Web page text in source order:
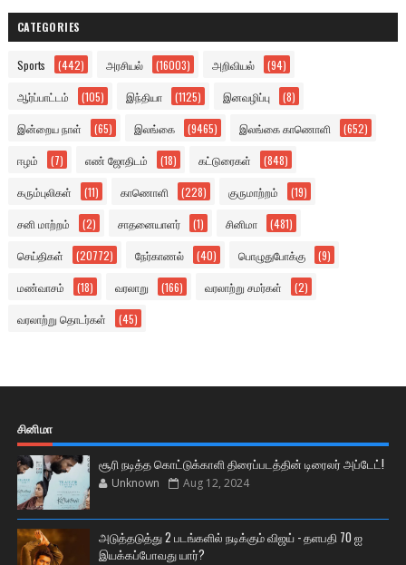
CATEGORIES
Sports (442) அரசியல் (16003) அறிவியல் (94)
ஆர்ப்பாட்டம் (105) இந்தியா (1125) இனவழிப்பு (8)
இன்றைய நாள் (65) இலங்கை (9465) இலங்கை காணொளி (652)
ஈழம் (7) எண் ஜோதிடம் (18) கட்டுரைகள் (848)
கரும்புலிகள் (11) காணொளி (228) குருமாற்றம் (19)
சனி மாற்றம் (2) சாதனையாளர் (1) சினிமா (481)
செய்திகள் (20772) நேர்காணல் (40) பொழுதுபோக்கு (9)
மண்வாசம் (18) வரலாறு (166) வரலாற்று சமர்கள் (2)
வரலாற்று தொடர்கள் (45)
சினிமா
சூரி நடித்த கொட்டுக்காளி திரைப்படத்தின் டிரைலர் அப்டேட்!
Unknown Aug 12, 2024
அடுத்தடுத்து 2 படங்களில் நடிக்கும் விஜய் - தளபதி 70 ஐ
இயக்கப்போவது யார்?